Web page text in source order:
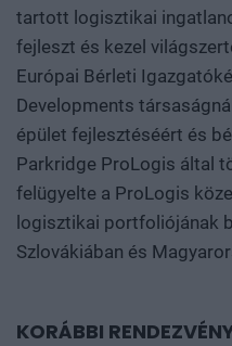
tartott logisztikai
fejleszt és kezel
Európai Bérleti
Developments
épület fejlesztéséért és
Parkridge ProLogis által
felügyelte a ProLogis
logisztikai portfoliójának
Szlovákiában és
KORÁBBI